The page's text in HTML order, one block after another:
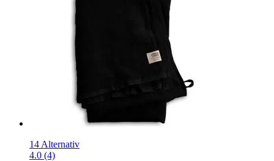
14 Alternativ
4.0 (4)